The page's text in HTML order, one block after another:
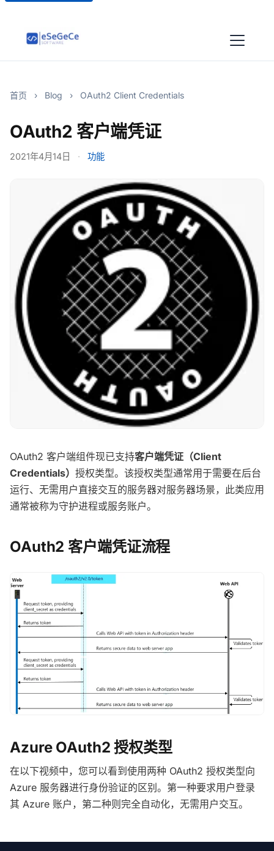
首页 › Blog › OAuth2 Client Credentials
OAuth2 客户端凭证
2021年4月14日 · 功能
OAuth2 客户端组件现已支持客户端凭证（Client
Credentials） 授权类型。该授权类型通常用于需要在后台
运行、无需用户直接交互的服务器对服务器场景，此类应用
通常被称为守护进程或服务账户。
OAuth2 客户端凭证流程
Azure OAuth2 授权类型
在以下视频中，您可以看到使用两种 OAuth2 授权类型向
Azure 服务器进行身份验证的区别。第一种要求用户登录
其 Azure 账户，第二种则完全自动化，无需用户交互。